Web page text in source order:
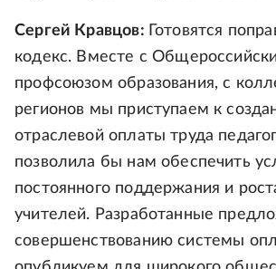
Сергей Кравцов:
Готовятся
кодекс. Вместе с
профсоюзом образования, с
регионов мы приступаем к
отраслевой оплаты труда
позволила бы нам обеспечить
постоянного поддержания и
учителей. Разработанные
совершенствованию системы